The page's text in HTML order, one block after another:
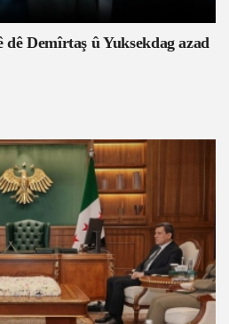
Demîrtaş û Yuksekdag azad